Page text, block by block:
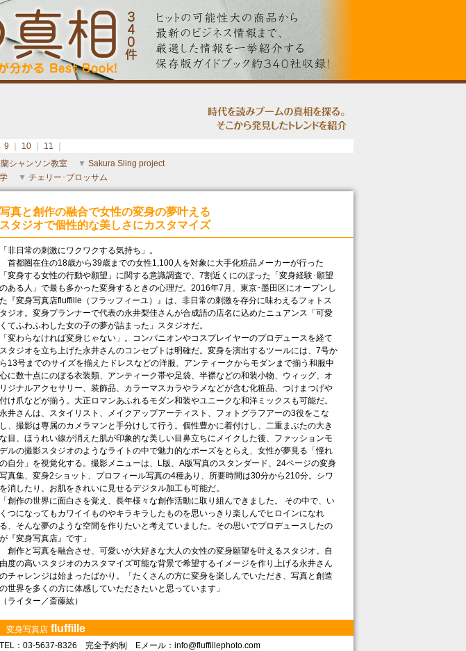
9 10 11
シャンソン教室 ▼ Sakura Sling project
▼ チェリー･ブロッサム
写真と創作の融合で女性の変身の夢叶える
スタジオで個性的な美しさにカスタマイズ
「非日常の刺激にワクワクする気持ち」。
首都圏在住の18歳から39歳までの女性1,100人を対象に大手化粧品メーカーが行った
「変身する女性の行動や願望」に関する意識調査で、7割近くにのぼった「変身経験･願望
のある人」で最も多かった変身するときの心理だ。2016年7月、東京･墨田区にオープンし
た『変身写真店fluffille（フラッフィーユ）』は、非日常の刺激を存分に味わえるフォトス
タジオ。変身プランナーで代表の永井梨佳さんが合成語の店名に込めたニュアンス「可愛
くてふわふわした女の子の夢が詰まった」スタジオだ。
「変わらなければ変身じゃない」。コンパニオンやコスプレイヤーのプロデュースを経て
スタジオを立ち上げた永井さんのコンセプトは明確だ。変身を演出するツールには、7号か
ら13号までのサイズを揃えたドレスなどの洋服、アンティークからモダンまで揃う和服中
心に数十点にのぼる衣装類、アンティーク帯や足袋、半襟などの和装小物、ウィッグ、オ
リジナルアクセサリー、装飾品、カラーマスカラやラメなどが含む化粧品、つけまつげや
付け爪などが揃う。大正ロマンあふれるモダン和装やユニークな和洋ミックスも可能だ。
永井さんは、スタイリスト、メイクアップアーティスト、フォトグラフアーの3役をこな
し、撮影は専属のカメラマンと手分けして行う。個性豊かに着付けし、二重まぶたの大き
な目、ほうれい線が消えた肌が印象的な美しい目鼻立ちにメイクした後、ファッションモ
デルの撮影スタジオのようなライトの中で魅力的なポーズをとらえ、女性が夢見る「憧れ
の自分」を視覚化する。撮影メニューは、L版、A版写真のスタンダード、24ページの変身
写真集、変身2ショット、プロフィール写真の4種あり、所要時間は30分から210分。シワ
を消したり、お肌をきれいに見せるデジタル加工も可能だ。
「創作の世界に面白さを覚え、長年様々な創作活動に取り組んできました。 その中で、い
くつになってもカワイイものやキラキラしたものを思いっきり楽しんでヒロインになれ
る、そんな夢のような空間を作りたいと考えていました。その思いでプロデュースしたの
が『変身写真店』です」
創作と写真を融合させ、可愛いが大好きな大人の女性の変身願望を叶えるスタジオ。自
由度の高いスタジオのカスタマイズ可能な背景で希望するイメージを作り上げる永井さん
のチャレンジは始まったばかり。「たくさんの方に変身を楽しんでいただき、写真と創造
の世界を多くの方に体感していただきたいと思っています」
（ライター／斎藤紘）
変身写真店 fluffille
TEL： 03-5637-8326 完全予約制 Eメール：info@fluffillephoto.com